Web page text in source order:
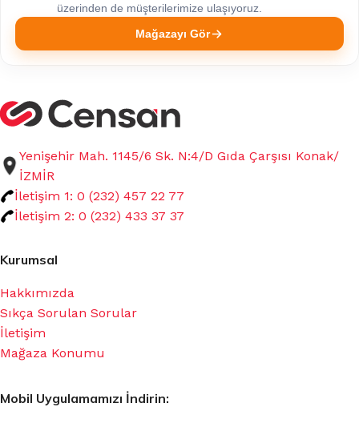
üzerinden de müşterilerimize ulaşıyoruz.
Mağazayı Gör
Yenişehir Mah. 1145/6 Sk. N:4/D Gıda Çarşısı Konak/
İZMİR
İletişim 1: 0 (232) 457 22 77
İletişim 2: 0 (232) 433 37 37
Kurumsal
Hakkımızda
Sıkça Sorulan Sorular
İletişim
Mağaza Konumu
Mobil Uygulamamızı İndirin: